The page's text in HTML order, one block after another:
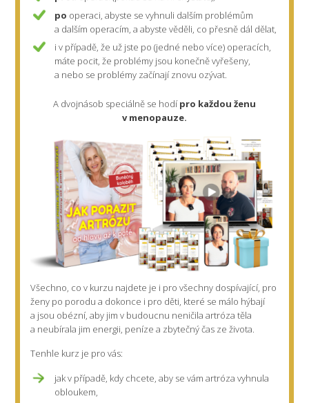
po operaci, abyste se vyhnuli dalším problémům
a dalším operacím, a abyste věděli, co přesně dál dělat,
i v případě, že už jste po (jedné nebo více) operacích,
máte pocit, že problémy jsou konečně vyřešeny,
a nebo se problémy začínají znovu ozývat.
A dvojnásob speciálně se hodípro každou ženu
v menopauze.
Všechno, co v kurzu najdete je i provšechny dospívající, pro
ženy po porodua dokonce i pro děti, které se málo hýbají
a jsou obézní, aby jim v budoucnu neničila artróza těla
a neubírala jim energii, peníze a zbytečný čas ze života.
Tenhle kurz je pro vás:
jak v případě, kdy chcete, aby se vám artróza vyhnula
obloukem,